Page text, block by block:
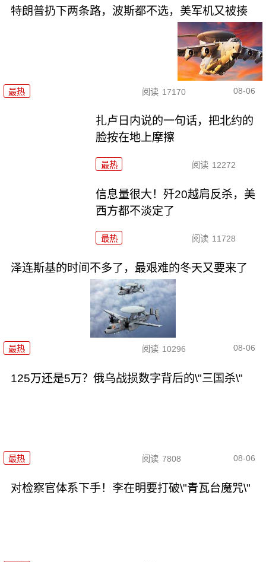
特朗普扔下两条路，波斯都不选，美军机又被揍
最热 阅读 17170 08-06
扎卢日内说的一句话，把北约的
脸按在地上摩擦
最热 阅读 12272
信息量很大！歼20越肩反杀，美
西方都不淡定了
最热 阅读 11728
泽连斯基的时间不多了，最艰难的冬天又要来了
最热 阅读 10296 08-06
125万还是5万？俄乌战损数字背后的\"三国杀\"
最热 阅读 7808 08-06
对检察官体系下手！李在明要打破\"青瓦台魔咒\"